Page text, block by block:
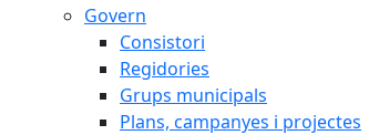
Govern
Consistori
Regidories
Grups municipals
Plans, campanyes i projectes